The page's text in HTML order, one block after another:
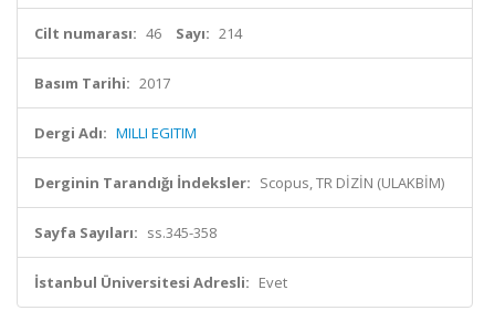
Cilt numarası: 46 Sayı: 214
Basım Tarihi: 2017
Dergi Adı: MILLI EGITIM
Derginin Tarandığı İndeksler: Scopus, TR DİZİN (ULAKBİM)
Sayfa Sayıları: ss.345-358
İstanbul Üniversitesi Adresli: Evet